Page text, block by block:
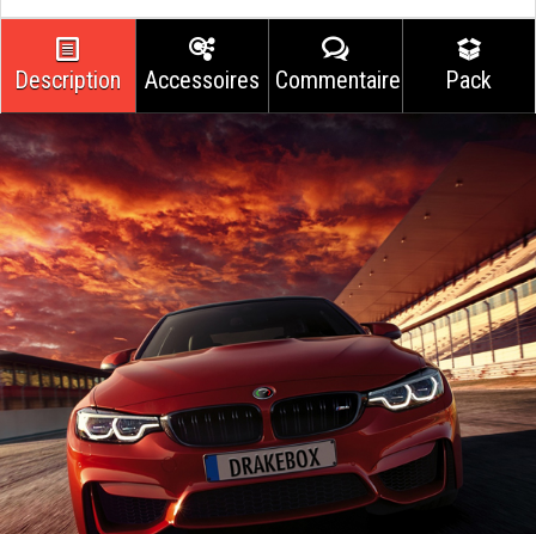
Description Accessoires Commentaires Pack